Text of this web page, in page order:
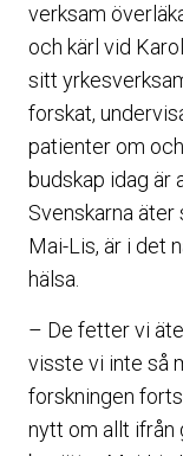
verksam
och kärl vid
sitt
forskat,
patienter om
budskap idag är
Svenskarna
Mai-Lis, är i det
hälsa.
– De fetter vi
visste vi inte så
forskningen
nytt om allt ifrån